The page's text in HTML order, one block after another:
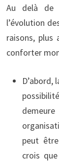
Au delà de
l’évolution
raisons, plus
conforter
D’abord,
peut
crois